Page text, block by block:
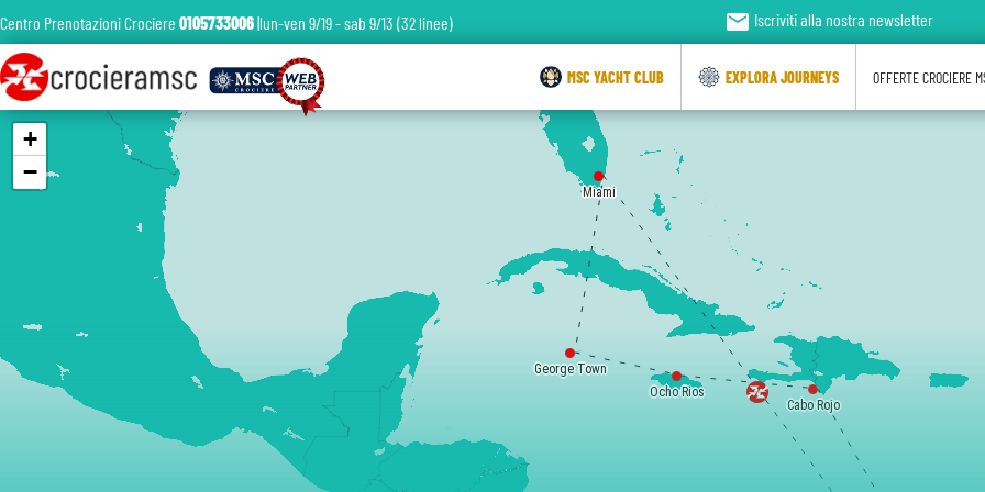
Miami
Cabo Rojo
Ocho Rios
George Town
+
−
Centro Prenotazioni Crociere 0105733006|lun-ven 9/19 - sab 9/13 (32 linee) email Iscriviti alla nostra newsletter
MSC YACHT CLUB EXPLORA JOURNEYS OFFERTE CROCIERE